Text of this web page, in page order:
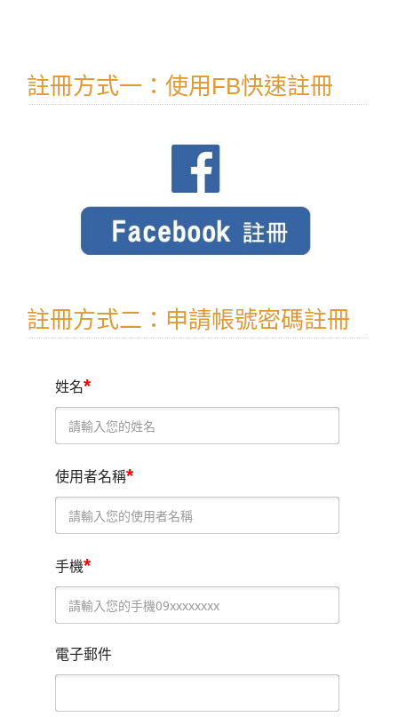
註冊方式一：使用FB快速註冊
註冊方式二：申請帳號密碼註冊
姓名*
使用者名稱*
手機*
電子郵件